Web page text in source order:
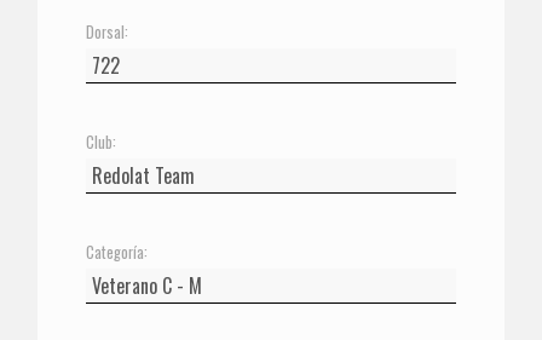
Dorsal:
Club:
Categoría: